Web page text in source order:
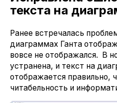
текста на
Ранее встречалась
диаграммах Ганта
вовсе не отображался. В
устранена, и текст на
отображается правильно,
читабельность и